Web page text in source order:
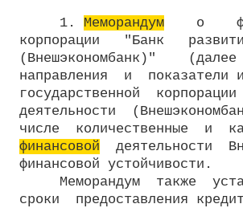
     1.
Меморандум
о
корпорации   "Банк
(Внешэкономбанк)"
направления  и  показатели
государственной
деятельности
финансовой
деятельности
финансовой устойчивости.
Меморандум  также
сроки  предоставления